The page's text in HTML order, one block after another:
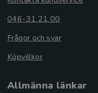
046-31 21 00
Frågor och svar
Köpvillkor
Allmänna länkar